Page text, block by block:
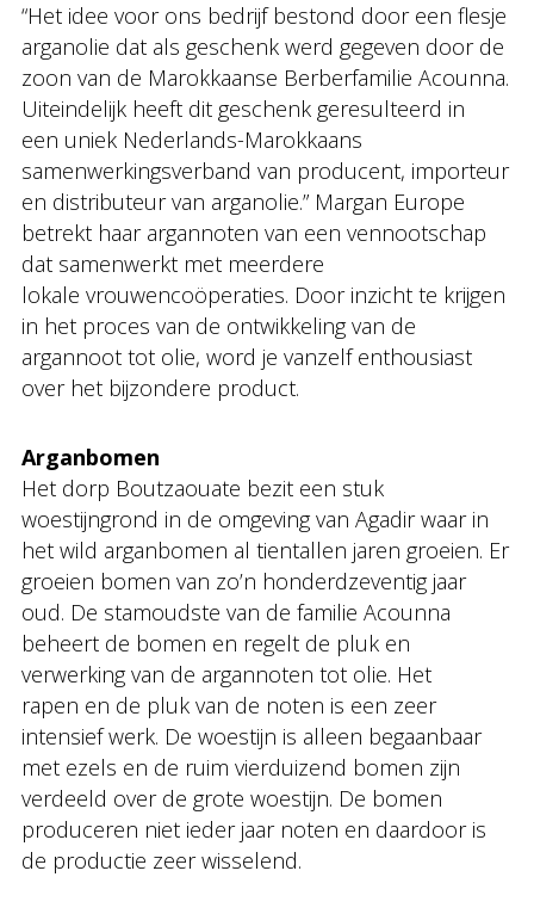
“Het idee voor ons bedrijf bestond door een flesje
arganolie dat als geschenk werd gegeven door de
zoon van de Marokkaanse Berberfamilie Acounna.
Uiteindelijk heeft dit geschenk geresulteerd in
een uniek Nederlands-Marokkaans
samenwerkingsverband van producent, importeur
en distributeur van arganolie.” Margan Europe
betrekt haar argannoten van een vennootschap
dat samenwerkt met meerdere
lokale vrouwencoöperaties. Door inzicht te krijgen
in het proces van de ontwikkeling van de
argannoot tot olie, word je vanzelf enthousiast
over het bijzondere product.
Arganbomen
Het dorp Boutzaouate bezit een stuk
woestijngrond in de omgeving van Agadir waar in
het wild arganbomen al tientallen jaren groeien. Er
groeien bomen van zo’n honderdzeventig jaar
oud. De stamoudste van de familie Acounna
beheert de bomen en regelt de pluk en
verwerking van de argannoten tot olie. Het
rapen en de pluk van de noten is een zeer
intensief werk. De woestijn is alleen begaanbaar
met ezels en de ruim vierduizend bomen zijn
verdeeld over de grote woestijn. De bomen
produceren niet ieder jaar noten en daardoor is
de productie zeer wisselend.